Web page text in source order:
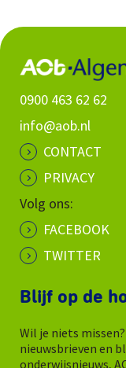
0900 463 62 62
info@aob.nl
CONTACT
PRIVACY
Volg ons:
FACEBOOK
TWITTER
Blijf op de
Wil je niets
nieuwsbrieven en
onderwijsnieuws,